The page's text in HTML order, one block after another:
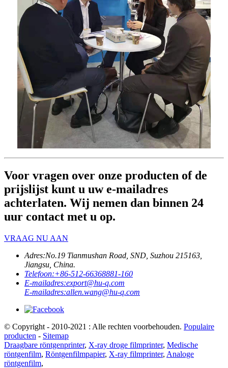
Voor vragen over onze producten of de
prijslijst kunt u uw e-mailadres
achterlaten. Wij nemen dan binnen 24
uur contact met u op.
VRAAG NU AAN
Adres:No.19 Tianmushan Road, SND, Suzhou 215163,
Jiangsu, China.
Telefoon:+86-512-66368881-160
E-mailadres:export@hu-q.com
E-mailadres:allen.wang@hu-q.com
© Copyright - 2010-2021 : Alle rechten voorbehouden. Populaire
producten - Sitemap
Draagbare röntgenprinter, X-ray droge filmprinter, Medische
röntgenfilm, Röntgenfilmpapier, X-ray filmprinter, Analoge
röntgenfilm,